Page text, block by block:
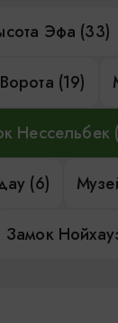
Эфа (33)
Ворота (19)
Нессельбек
(6)
Замок